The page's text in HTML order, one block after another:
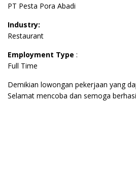
PT Pesta Pora Abadi
Industry:
Restaurant
Employment Type :
Full Time
Demikian lowongan pekerjaan yang
Selamat mencoba dan semoga